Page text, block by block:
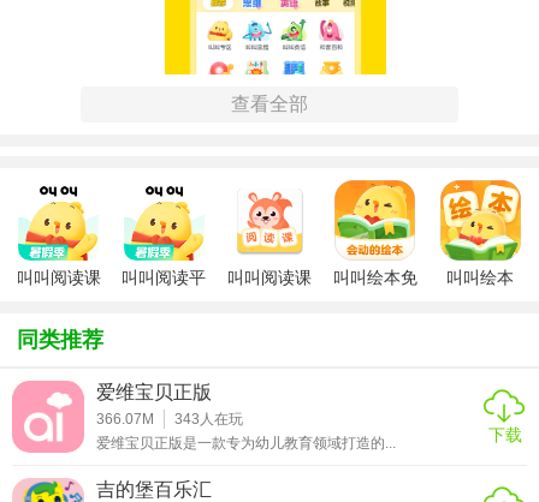
足不同孩子的阅读需求。
2. 互动阅读：结合动画、音效、互动问答等形式，让阅读变
得生动有趣。
查看全部
叫叫阅读课
叫叫阅读平
叫叫阅读课
叫叫绘本免
叫叫绘本
同类推荐
爱维宝贝正版
366.07M 343 人在玩
爱维宝贝正版是一款专为幼儿教育领域打造的...
下载
吉的堡百乐汇